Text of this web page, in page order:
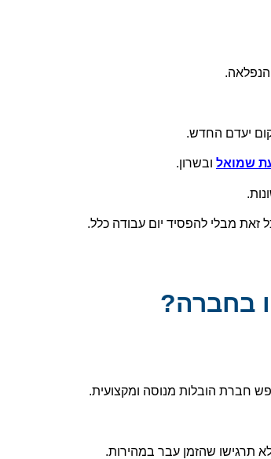
הנפלאה.
יעדם החדש.
שמואל ובשרון.
זאת מבלי להפסיד יום עבודה כלל.
בחברה?
חברת הובלות מנוסה ומקצועית.
תרגישו שהזמן עבר במהירות.